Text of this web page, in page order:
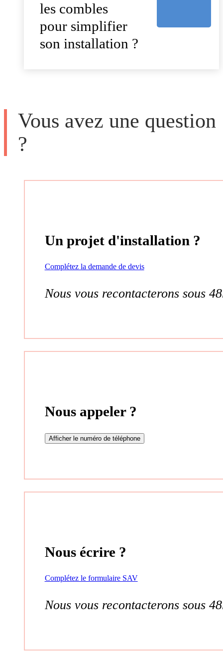
les combles
pour simplifier
son installation ?
Vous avez une question
?
Un projet d'installation ?
Complétez la demande de devis
Nous vous recontacterons sous
Nous appeler ?
Afficher le numéro de téléphone
Nous écrire ?
Complétez le formulaire SAV
Nous vous recontacterons sous